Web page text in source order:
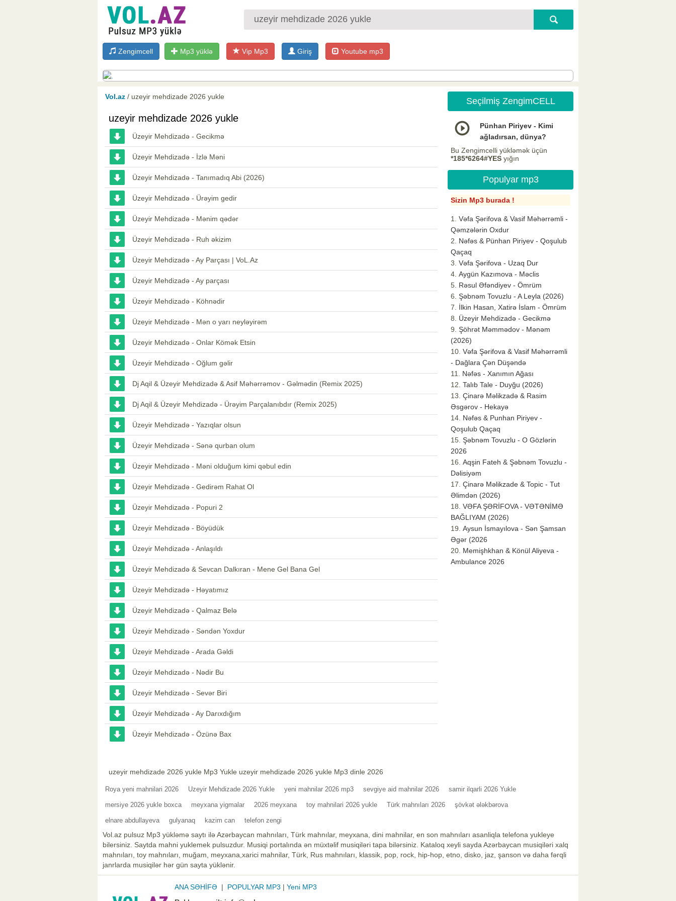
Zengimcell Mp3 yüklə Vip Mp3 Giriş Youtube mp3
Vol.az / uzeyir mehdizade 2026 yukle
uzeyir mehdizade 2026 yukle
Üzeyir Mehdizadə - Gecikmə
Üzeyir Mehdizadə - İzlə Məni
Üzeyir Mehdizadə - Tanımadıq Abi (2026)
Üzeyir Mehdizadə - Ürəyim gedir
Üzeyir Mehdizadə - Mənim qədər
Üzeyir Mehdizadə - Ruh əkizim
Üzeyir Mehdizadə - Ay Parçası | VoL.Az
Üzeyir Mehdizadə - Ay parçası
Üzeyir Mehdizadə - Köhnədir
Üzeyir Mehdizadə - Mən o yarı neyləyirəm
Üzeyir Mehdizadə - Onlar Kömək Etsin
Üzeyir Mehdizadə - Oğlum gəlir
Dj Aqil & Üzeyir Mehdizadə & Asif Məhərrəmov - Gəlmədin (Remix 2025)
Dj Aqil & Üzeyir Mehdizadə - Ürəyim Parçalanıbdır (Remix 2025)
Üzeyir Mehdizadə - Yazıqlar olsun
Üzeyir Mehdizadə - Sənə qurban olum
Üzeyir Mehdizadə - Məni olduğum kimi qəbul edin
Üzeyir Mehdizadə - Gedirəm Rahat Ol
Üzeyir Mehdizadə - Popuri 2
Üzeyir Mehdizadə - Böyüdük
Üzeyir Mehdizadə - Anlaşıldı
Üzeyir Mehdizadə & Sevcan Dalkıran - Mene Gel Bana Gel
Üzeyir Mehdizadə - Həyatımız
Üzeyir Mehdizadə - Qalmaz Belə
Üzeyir Mehdizadə - Səndən Yoxdur
Üzeyir Mehdizadə - Arada Gəldi
Üzeyir Mehdizadə - Nədir Bu
Üzeyir Mehdizadə - Sevər Biri
Üzeyir Mehdizadə - Ay Darıxdığım
Üzeyir Mehdizadə - Özünə Bax
uzeyir mehdizade 2026 yukle Mp3 Yukle uzeyir mehdizade 2026 yukle Mp3 dinle 2026
Seçilmiş ZengimCELL
Pünhan Piriyev - Kimi
ağladırsan, dünya?
Bu Zengimcelli yükləmək üçün
*185*6264#YES yığın
Populyar mp3
Sizin Mp3 burada !
Vəfa Şərifova & Vasif Məhərrəmli -
Qəmzələrin Oxdur
Nəfəs & Pünhan Piriyev - Qoşulub
Qaçaq
Vəfa Şərifova - Uzaq Dur
Aygün Kazımova - Məclis
Rəsul Əfəndiyev - Ömrüm
Şəbnəm Tovuzlu - A Leyla (2026)
İlkin Hasan, Xatirə İslam - Ömrüm
Üzeyir Mehdizadə - Gecikmə
Şöhrət Məmmədov - Mənəm
(2026)
Vəfa Şərifova & Vasif Məhərrəmli
- Dağlara Çən Düşəndə
Nəfəs - Xanımın Ağası
Talıb Tale - Duyğu (2026)
Çinarə Məlikzadə & Rasim
Əsgərov - Hekayə
Nəfəs & Punhan Piriyev -
Qoşulub Qaçaq
Şəbnəm Tovuzlu - O Gözlərin
2026
Aqşin Fateh & Şəbnəm Tovuzlu -
Dəlisiyəm
Çinarə Məlikzade & Topic - Tut
Əlimdən (2026)
VƏFA ŞƏRİFOVA - VƏTƏNİMƏ
BAĞLIYAM (2026)
Aysun İsmayılova - Sən Şamsan
Əgər (2026
Memişhkhan & Könül Aliyeva -
Ambulance 2026
Roya yeni mahnilari 2026 Uzeyir Mehdizade 2026 Yukle yeni mahnilar 2026 mp3 sevgiye aid mahnilar 2026 samir ilqarli 2026 Yukle
mersiye 2026 yukle boxca meyxana yigmalar 2026 meyxana toy mahnilari 2026 yukle Türk mahnıları 2026 şövkət ələkbərova
elnare abdullayeva gulyanaq kazim can telefon zengi
Vol.az pulsuz Mp3 yükləmə saytı ilə Azərbaycan mahnıları, Türk mahnılar, meyxana, dini mahnilar, en son mahnıları asanliqla telefona yukleye
bilersiniz. Saytda mahni yuklemek pulsuzdur. Musiqi portalında ən müxtəlif musiqiləri tapa bilərsiniz. Kataloq xeyli sayda Azərbaycan musiqiləri xalq
mahnıları, toy mahnıları, muğam, meyxana,xarici mahnilar, Türk, Rus mahnıları, klassik, pop, rock, hip-hop, etno, disko, jaz, şanson və daha fərqli
janrlarda musiqilər hər gün sayta yüklənir.
ANA SƏHİFƏ | POPULYAR MP3 | Yeni MP3